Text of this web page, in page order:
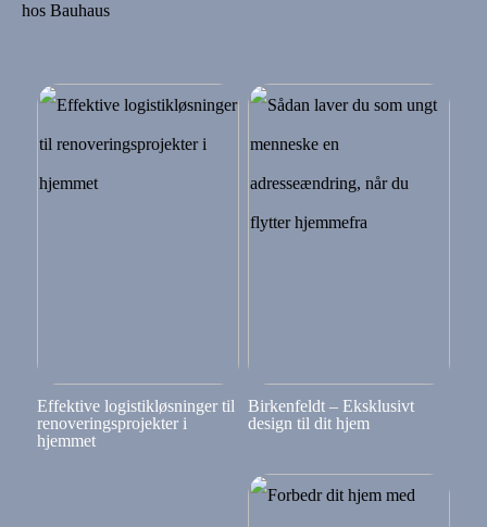
hos Bauhaus
Effektive logistikløsninger til
renoveringsprojekter i
hjemmet
Birkenfeldt – Eksklusivt
design til dit hjem